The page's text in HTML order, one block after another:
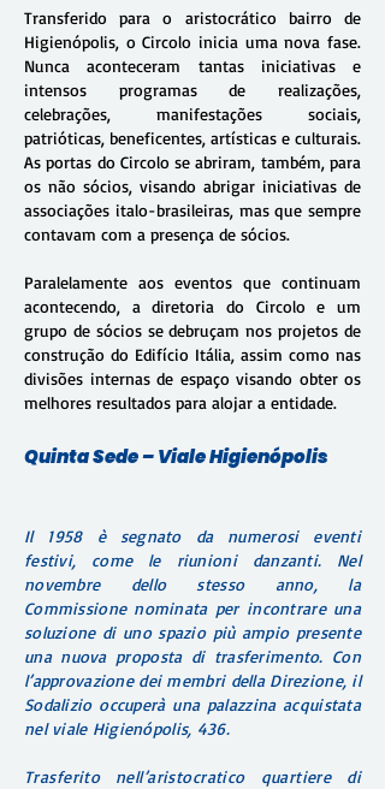
Transferido para o aristocrático bairro de
Higienópolis, o Circolo inicia uma nova fase.
Nunca aconteceram tantas iniciativas e
intensos programas de realizações,
celebrações, manifestações sociais,
patrióticas, beneficentes, artísticas e culturais.
As portas do Circolo se abriram, também, para
os não sócios, visando abrigar iniciativas de
associações italo-brasileiras, mas que sempre
contavam com a presença de sócios.
Paralelamente aos eventos que continuam
acontecendo, a diretoria do Circolo e um
grupo de sócios se debruçam nos projetos de
construção do Edifício Itália, assim como nas
divisões internas de espaço visando obter os
melhores resultados para alojar a entidade.
Quinta Sede – Viale Higienópolis
Il 1958 è segnato da numerosi eventi
festivi, come le riunioni danzanti. Nel
novembre dello stesso anno, la
Commissione nominata per incontrare una
soluzione di uno spazio più ampio presente
una nuova proposta di trasferimento. Con
l’approvazione dei membri della Direzione, il
Sodalizio occuperà una palazzina acquistata
nel viale Higienópolis, 436.
Trasferito nell’aristocratico quartiere di